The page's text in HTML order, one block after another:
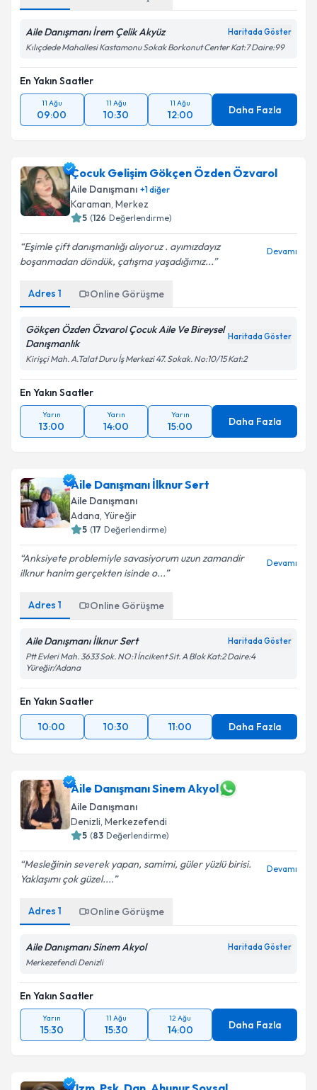
Aile Danışmanı İrem Çelik Akyüz Haritada Göster
Kılıçdede Mahallesi Kastamonu Sokak Borkonut Center Kat:7 Daire:99
En Yakın Saatler
11 Ağu
09:00
11 Ağu
10:30
11 Ağu
12:00 Daha Fazla
Çocuk Gelişim Gökçen Özden Özvarol
Aile Danışmanı +1diğer
Karaman, Merkez
5 (126 Değerlendirme)
Eşimle çift danışmanlığı alıyoruz . ayımızdayız
boşanmadan döndük, çatışma yaşadığımız...
Devamı
Adres 1 Online Görüşme
Gökçen Özden Özvarol Çocuk Aile Ve Bireysel
Danışmanlık
Haritada Göster
Kirişçi Mah. A.Talat Duru İş Merkezi 47. Sokak. No:10/15 Kat:2
En Yakın Saatler
Yarın
13:00
Yarın
14:00
Yarın
15:00 Daha Fazla
Aile Danışmanı İlknur Sert
Aile Danışmanı
Adana, Yüreğir
5 (17 Değerlendirme)
Anksiyete problemiyle savasiyorum uzun zamandir
ilknur hanim gerçekten isinde o...
Devamı
Adres 1 Online Görüşme
Aile Danışmanı İlknur Sert Haritada Göster
Ptt Evleri Mah. 3633 Sok. NO:1 İncikent Sit. A Blok Kat:2 Daire:4
Yüreğir/Adana
En Yakın Saatler
10:00
10:30 11:00 Daha Fazla
Aile Danışmanı Sinem Akyol
Aile Danışmanı
Denizli, Merkezefendi
5 (83 Değerlendirme)
Mesleğinin severek yapan, samimi, güler yüzlü birisi.
Yaklaşımı çok güzel....
Devamı
Adres 1 Online Görüşme
Aile Danışmanı Sinem Akyol Haritada Göster
Merkezefendi Denizli
En Yakın Saatler
Yarın
15:30
11 Ağu
15:30
12 Ağu
14:00 Daha Fazla